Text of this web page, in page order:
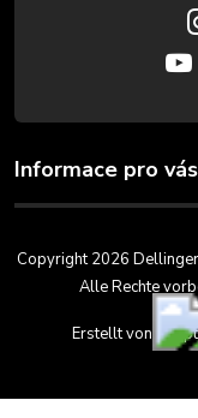
Informace pro vás
Erstellt von
Copyright 2026
Alle Rechte